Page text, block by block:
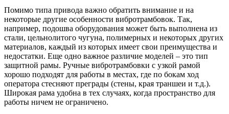
Помимо типа привода важно обратить внимание и на
некоторые другие особенности вибротрамбовок. Так,
например, подошва оборудования может быть выполнена из
стали, цельнолитого чугуна, полимерных и некоторых других
материалов, каждый из которых имеет свои преимущества и
недостатки. Еще одно важное различие моделей – это тип
защитной рамы. Ручные вибротрамбовки с узкой рамой
хорошо подходят для работы в местах, где по бокам ход
оператора стесняют преграды (стены, края траншеи и т.д.).
Широкая рама удобна в тех случаях, когда пространство для
работы ничем не ограничено.